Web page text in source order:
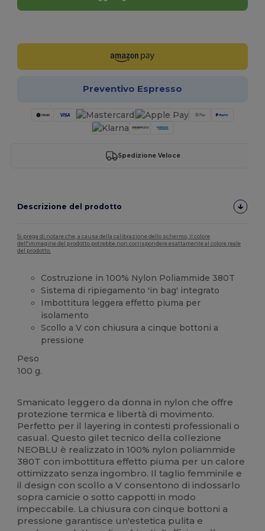
Preventivo Espresso
Spedizione Veloce
Descrizione del prodotto
Si prega di notare che, a causa della calibrazione dello schermo, il colore
dell'immagine del prodotto potrebbe non corrispondere esattamente al colore reale
del prodotto.
Costruzione in 100% Nylon Poliammide 380T
Sistema di ripiegamento 'in bag' integrato
Imbottitura leggera effetto piuma per
isolamento
Scollo a V con chiusura a cinque bottoni a
pressione
Peso
100 g.
Smanicato leggero da donna in nylon che offre
protezione termica e libertà di movimento.
Perfetto per il layering in contesti professionali o
casual. Questo gilet tecnico della collezione
NEOBLU è realizzato in 100% nylon poliammide
380T con imbottitura effetto piuma per un calore
ottimizzato senza ingombro. Il taglio femminile e
il design con scollo a V consentono di indossarlo
sopra camicie o sotto cappotti in modo
impeccabile. La chiusura con cinque bottoni a
pressione garantisce un'estetica pulita e